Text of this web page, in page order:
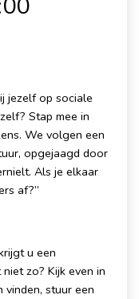
jezelf op sociale
Stap mee in
We volgen een
opgejaagd door
Als je elkaar
af?”
u een
zo? Kijk even in
vinden, stuur een